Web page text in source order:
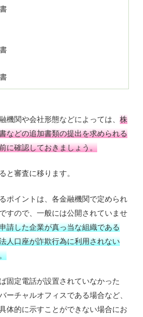
機関や会社形態などによっては、株
などの追加書類の提出を求められる
に確認しておきましょう。
と審査に移ります。
ポイントは、各金融機関で定められ
すので、一般には公開されていませ
請した企業が真っ当な組織である
人口座が詐欺行為に利用されない
固定電話が設置されていなかった
ーチャルオフィスである場合など、
体的に示すことができない場合にお